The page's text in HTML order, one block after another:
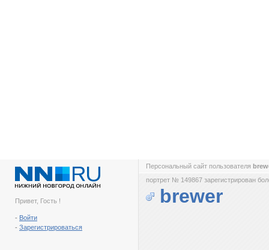
Привет, Гость !
- Войти
- Зарегистрироваться
Персональный сайт пользователя
портрет № 149867 зарегистрирован
brewer